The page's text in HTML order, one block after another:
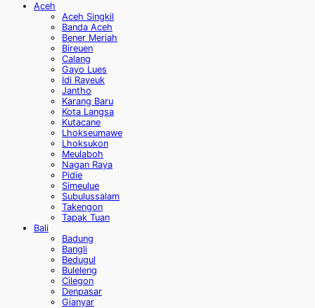
Aceh
Aceh Singkil
Banda Aceh
Bener Meriah
Bireuen
Calang
Gayo Lues
Idi Rayeuk
Jantho
Karang Baru
Kota Langsa
Kutacane
Lhokseumawe
Lhoksukon
Meulaboh
Nagan Raya
Pidie
Simeulue
Subulussalam
Takengon
Tapak Tuan
Bali
Badung
Bangli
Bedugul
Buleleng
Cilegon
Denpasar
Gianyar